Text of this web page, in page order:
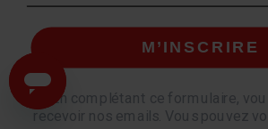
© EAFIT 2026 | Paiement sécurisé | *Norme
produit.
granions.fr|punch-
M’INSCRIRE
En complétant ce formulaire,
recevoir nos emails. Vous pouvez